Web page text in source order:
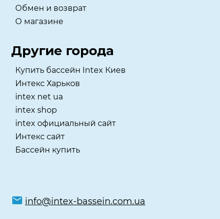
Обмен и возврат
О магазине
Другие города
Купить бассейн Intex Киев
Интекс Харьков
intex net ua
intex shop
intex официальный сайт
Интекс сайт
Бассейн купить
info@intex-bassein.com.ua